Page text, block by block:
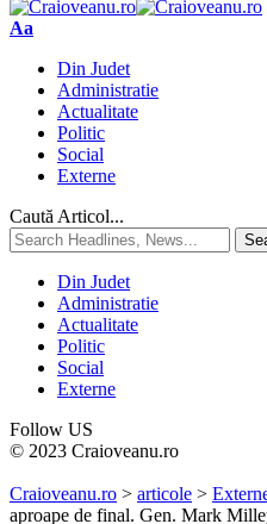
Aa
Din Judet
Administratie
Actualitate
Politic
Social
Externe
Caută Articol...
Din Judet
Administratie
Actualitate
Politic
Social
Externe
Follow US
© 2023 Craioveanu.ro
Craioveanu.ro > articole >
aproape de final. Gen. Mark